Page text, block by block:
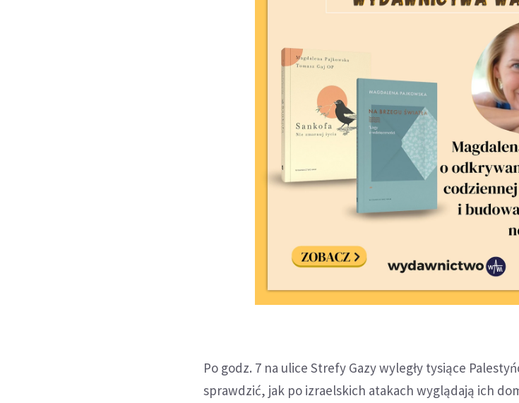
Po godz. 7 na ulice Strefy Gazy wyległy tysiące
sprawdzić, jak po izraelskich atakach wyglądają ich